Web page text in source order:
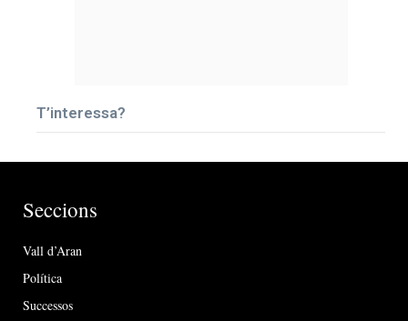
T’interessa?
Seccions
Vall d’Aran
Política
Successos